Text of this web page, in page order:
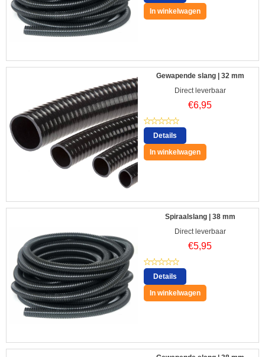
In winkelwagen
Gewapende slang | 32 mm
Direct leverbaar
€6,95
Details
In winkelwagen
Spiraalslang | 38 mm
Direct leverbaar
€5,95
Details
In winkelwagen